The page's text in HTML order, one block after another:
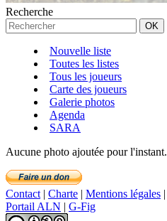
Recherche
Nouvelle liste
Toutes les listes
Tous les joueurs
Carte des joueurs
Galerie photos
Agenda
SARA
Aucune photo ajoutée pour l'instant.
Contact | Charte | Mentions légales |
Portail ALN | G-Fig